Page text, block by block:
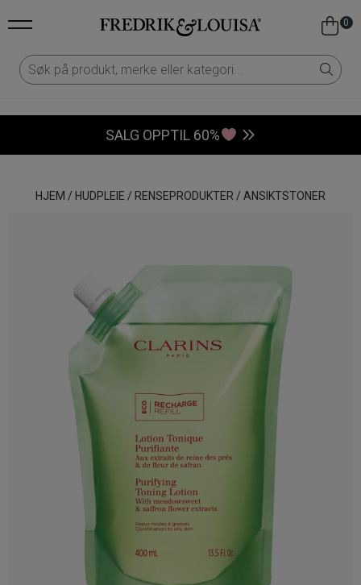
0
SALG OPPTIL 60%
HJEM / HUDPLEIE / RENSEPRODUKTER / ANSIKTSTONER